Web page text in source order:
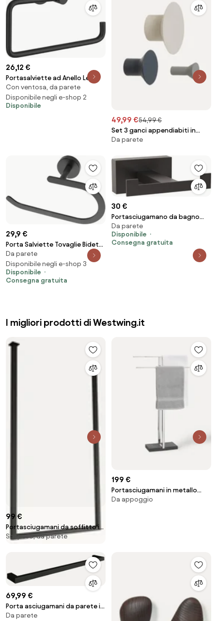
26,12 €
Portasalviette ad Anello Leo
5610 – Nero – 22 cm
Con ventosa, da parete
Disponibile negli e-shop 2
Disponibile
49,99 €54,99 €
Set 3 ganci appendiabiti in
metallo Spot
Da parete
29,9 €
Porta Salviette Tovaglie Bidet
Da Bagno In Acciaio Nero
ChicBlack
Da parete
Disponibile negli e-shop 3
Disponibile
Consegna gratuita
30 €
Portasciugamano da bagno
OSTE 205 Black
Da parete
Disponibile
Consegna gratuita
I migliori prodotti di Westwing.it
99 €
Portasciugamani da soffitto in
metallo Tensi
Sospeso, da parete
199 €
Portasciugamani in metallo
Menoto
Da appoggio
69,99 €
Porta asciugamani da parete in
metallo Vana
Da parete